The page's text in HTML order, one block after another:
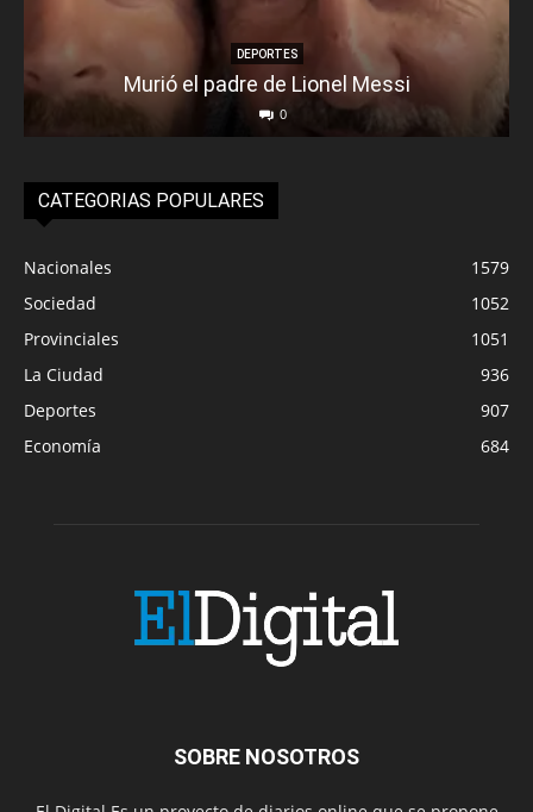
DEPORTES
Murió el padre de Lionel Messi
0
CATEGORIAS POPULARES
Nacionales
1579
Sociedad
1052
Provinciales
1051
La Ciudad
936
Deportes
907
Economía
684
SOBRE NOSOTROS